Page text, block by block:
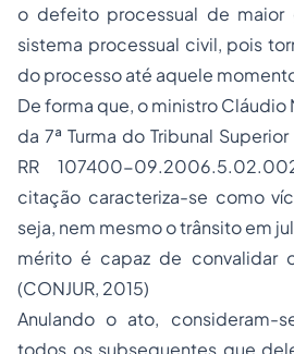
o defeito processual de maior
sistema processual civil, pois
do processo até aquele
De forma que, o ministro Cláudio
da 7ª Turma do Tribunal
RR 107400-
citação caracteriza-se como
seja, nem mesmo o trânsito em
mérito é capaz de convalidar
(CONJUR, 2015)
Anulando o ato, consideram-